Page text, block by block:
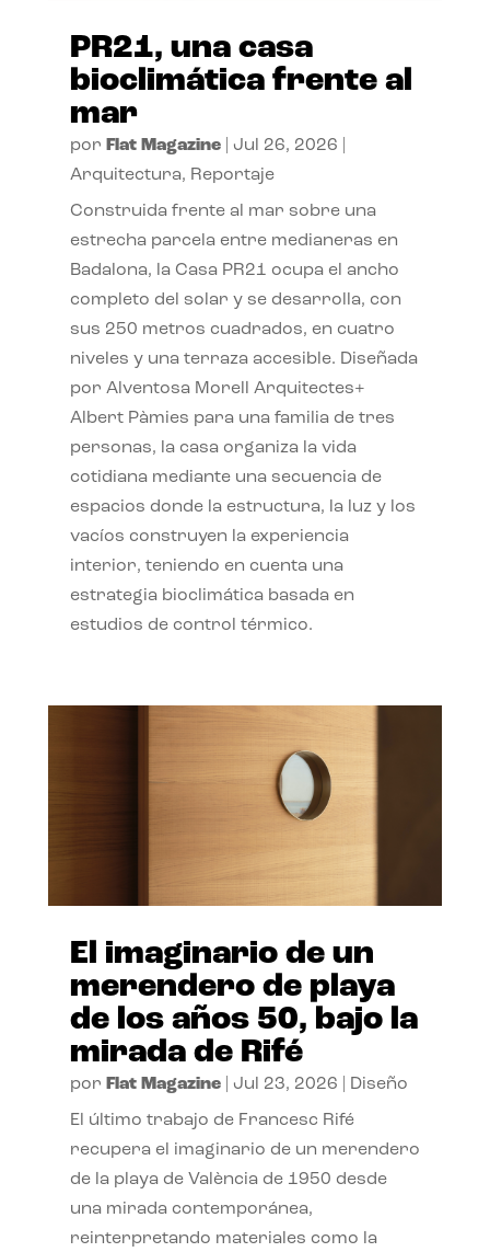
PR21, una casa
bioclimática frente al
mar
por Flat Magazine| Jul 26, 2026
Arquitectura, Reportaje
Construida frente al mar sobre una
estrecha parcela entre medianeras en
Badalona, la Casa PR21 ocupa el ancho
completo del solar y se desarrolla, con
sus 250 metros cuadrados, en cuatro
niveles y una terraza accesible. Diseñada
por Alventosa Morell Arquitectes+
Albert Pàmies para una familia de tres
personas, la casa organiza la vida
cotidiana mediante una secuencia de
espacios donde la estructura, la luz y los
vacíos construyen la experiencia
interior, teniendo en cuenta una
estrategia bioclimática basada en
estudios de control térmico.
El imaginario de un
merendero de playa
de los años 50, bajo la
mirada de Rifé
por Flat Magazine| Jul 23, 2026 Diseño
El último trabajo de Francesc Rifé
recupera el imaginario de un merendero
de la playa de València de 1950 desde
una mirada contemporánea,
reinterpretando materiales como la